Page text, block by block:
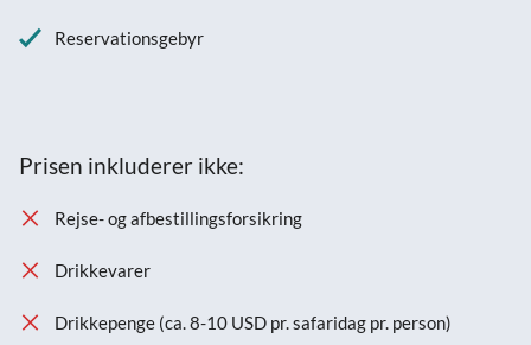
Reservationsgebyr
Prisen inkluderer ikke:
Rejse- og afbestillingsforsikring
Drikkevarer
Drikkepenge (ca. 8-10 USD pr. safaridag pr. person)